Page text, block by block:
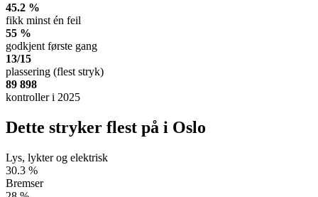
45.2 %
fikk minst én feil
55 %
godkjent første gang
13/15
plassering (flest stryk)
89 898
kontroller i 2025
Dette stryker flest på i Oslo
Lys, lykter og elektrisk
30.3 %
Bremser